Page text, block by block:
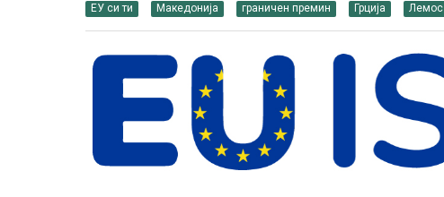
ЕУ си ти Македонија граничен премин Грција Лемос